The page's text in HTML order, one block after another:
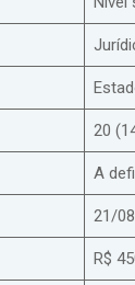
20
A
21/
R$